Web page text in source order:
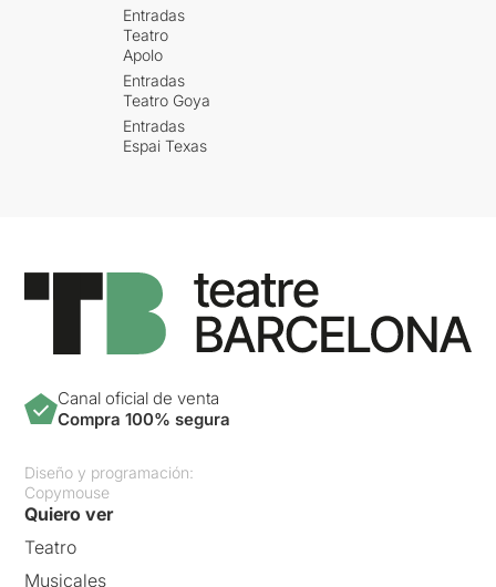
Entradas
Teatro
Apolo
Entradas
Teatro Goya
Entradas
Espai Texas
Canal oficial de venta
Compra 100% segura
Diseño y programación:
Copymouse
Quiero ver
Teatro
Musicales